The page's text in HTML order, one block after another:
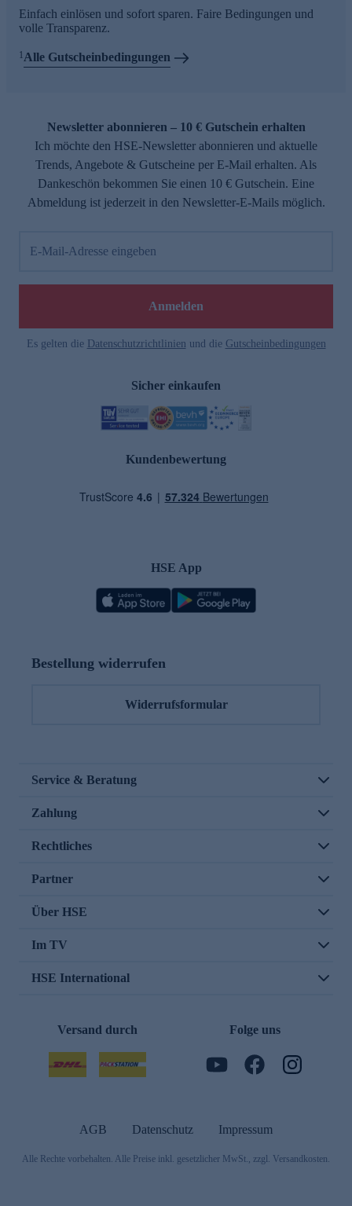
Einfach einlösen und sofort sparen. Faire Bedingungen und
volle Transparenz.
1 Alle Gutscheinbedingungen
Newsletter abonnieren – 10 € Gutschein erhalten
Ich möchte den HSE-Newsletter abonnieren und aktuelle
Trends, Angebote & Gutscheine per E-Mail erhalten. Als
Dankeschön bekommen Sie einen 10 € Gutschein. Eine
Abmeldung ist jederzeit in den Newsletter-E-Mails möglich.
E-Mail-Adresse eingeben
Anmelden
Es gelten die Datenschutzrichtlinien und die Gutscheinbedingungen
Sicher einkaufen
Kundenbewertung
HSE App
Bestellung widerrufen
Widerrufsformular
Service & Beratung
Zahlung
Rechtliches
Partner
Über HSE
Im TV
HSE International
Versand durch Folge uns
AGB Datenschutz Impressum
Alle Rechte vorbehalten. Alle Preise inkl. gesetzlicher MwSt., zzgl. Versandkosten.